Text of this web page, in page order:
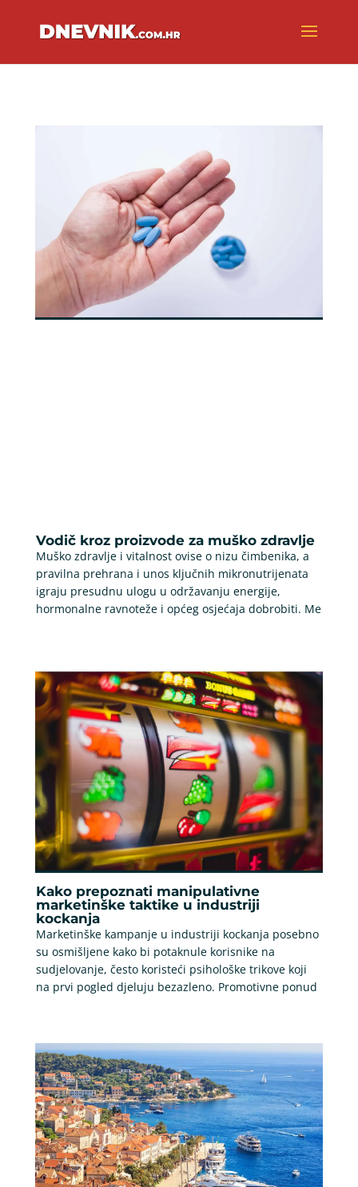
Vodič kroz proizvode za muško zdravlje
Muško zdravlje i vitalnost ovise o nizu čimbenika, a
pravilna prehrana i unos ključnih mikronutrijenata
igraju presudnu ulogu u održavanju energije,
hormonalne ravnoteže i općeg osjećaja dobrobiti. Me
Kako prepoznati manipulativne
marketinške taktike u industriji
kockanja
Marketinške kampanje u industriji kockanja posebno
su osmišljene kako bi potaknule korisnike na
sudjelovanje, često koristeći psihološke trikove koji
na prvi pogled djeluju bezazleno. Promotivne ponud